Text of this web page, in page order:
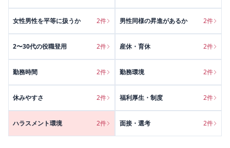
女性男性を平等に扱うか 2件 男性同様の昇進があるか 2件
2〜30代の役職登用 2件 産休・育休 2件
勤務時間 2件 勤務環境 2件
休みやすさ 2件 福利厚生・制度 2件
ハラスメント環境 2件 面接・選考 2件